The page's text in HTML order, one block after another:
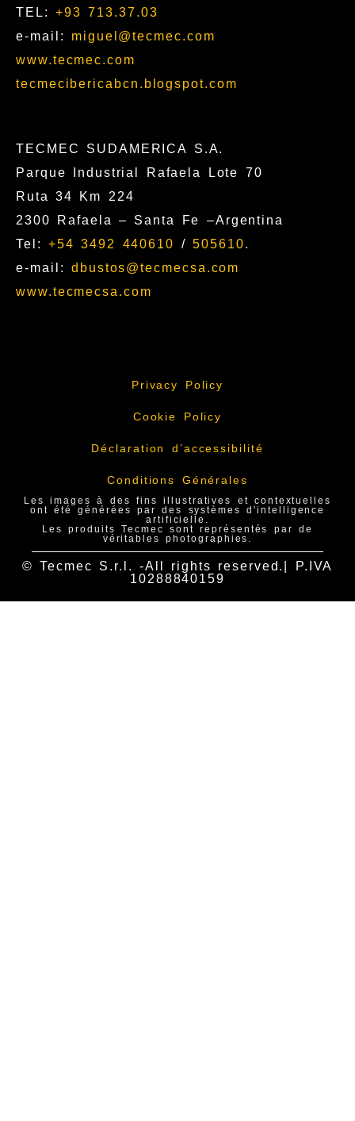
TEL:+93 713.37.03
e-mail: miguel@tecmec.com
www.tecmec.com
tecmecibericabcn.blogspot.com
TECMEC SUDAMERICA S.A.
Parque Industrial Rafaela Lote 70
Ruta 34 Km 224
2300 Rafaela – Santa Fe –Argentina
Tel:+54 3492 440610 / 505610.
e-mail: dbustos@tecmecsa.com
www.tecmecsa.com
Privacy Policy
Cookie Policy
Déclaration d’accessibilité
Conditions Générales
Les images à des fins illustratives et contextuelles
ont été générées par des systèmes d'intelligence
artificielle.
Les produits Tecmec sont représentés par de
véritables photographies.
© Tecmec S.r.l. -All rights reserved.| P.IVA
10288840159